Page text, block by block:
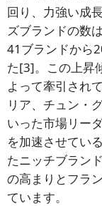
回り、力強い成
ズブランドの数
41ブランドから
た[3]。この上昇
よって牽引され
リア、チュン・
いった市場リー
を加速させてい
たニッチブラン
の高まりとフラ
ています。